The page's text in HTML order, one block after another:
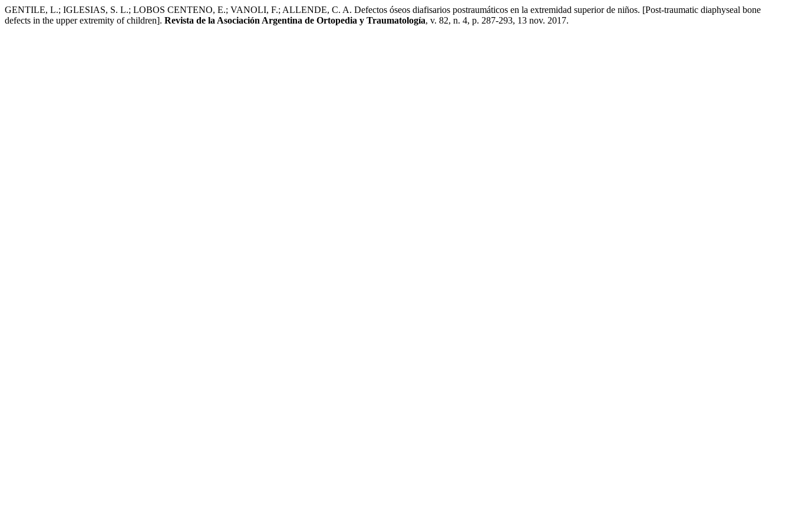
GENTILE, L.; IGLESIAS, S. L.; LOBOS CENTENO, E.; VANOLI, F.; ALLENDE, C. A. Defectos óseos diafisarios postraumáticos en la extremidad superior de niños. [Post-traumatic diaphyseal bone
defects in the upper extremity of children]. Revista de la Asociación Argentina de Ortopedia y Traumatología, v. 82, n. 4, p. 287-293, 13 nov. 2017.